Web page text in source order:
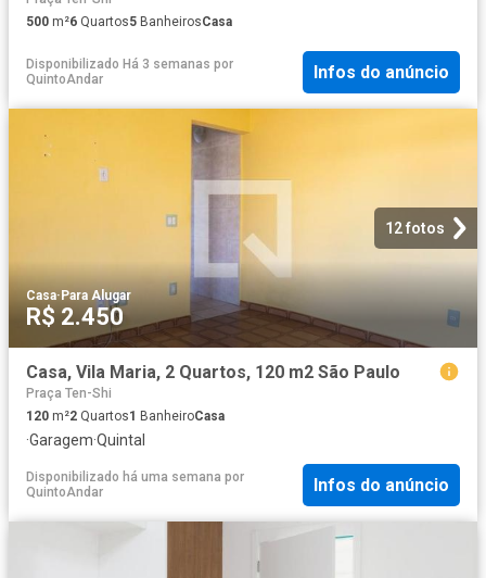
500 m²6 Quartos5 BanheirosCasa
Disponibilizado Há 3 semanas por
QuintoAndar
Infos do anúncio
12 fotos
Casa· Para Alugar
R$ 2.450
Casa, Vila Maria, 2 Quartos, 120 m2 São Paulo
Praça Ten-Shi
120 m²2 Quartos1 BanheiroCasa
·Garagem·Quintal
Disponibilizado há uma semana por
QuintoAndar
Infos do anúncio